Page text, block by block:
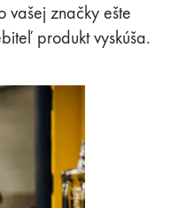
vašej značky ešte
produkt vyskúša.